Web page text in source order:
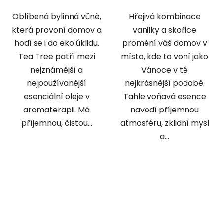
Oblíbená bylinná vůně,
která provoní domov a
hodí se i do eko úklidu.
Tea Tree patří mezi
nejznámější a
nejpoužívanější
esenciální oleje v
aromaterapii. Má
příjemnou, čistou...
Hřejivá kombinace
vanilky a skořice
promění váš domov v
místo, kde to voní jako
Vánoce v té
nejkrásnější podobě.
Tahle voňavá esence
navodí příjemnou
atmosféru, zklidní mysl
a...